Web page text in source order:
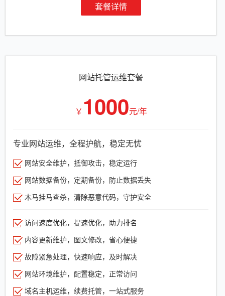
套餐详情
网站托管运维套餐
￥ 1000元/年
专业网站运维，全程护航，稳定无忧
网站安全维护，抵御攻击，稳定运行
网站数据备份，定期备份，防止数据丢失
木马挂马查杀，清除恶意代码，守护安全
访问速度优化，提速优化，助力排名
内容更新维护，图文修改，省心便捷
故障紧急处理，快速响应，及时解决
网站环境维护，配置稳定，正常访问
域名主机运维，续费托管，一站式服务